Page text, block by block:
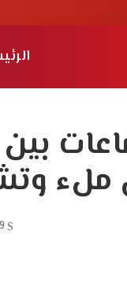
ملء